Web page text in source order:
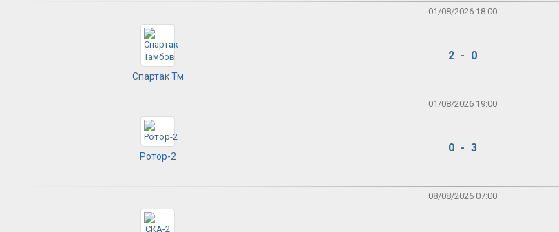
01/08/2026 18:00
Спартак Тм
2 - 0
01/08/2026 19:00
Ротор-2
0 - 3
08/08/2026 07:00